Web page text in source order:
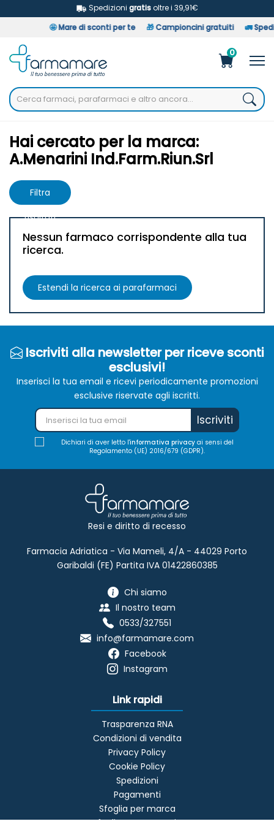
Spedizioni gratisoltre i 39,91€
🤩Mare di sconti per te🎁Campioncini gratuiti 🚛
0
Home Marche parafarmaci A.Menarini Ind.Farm.Riun.Srl
Hai cercato per la marca:
A.Menarini Ind.Farm.Riun.Srl
Filtra
risultati
Nessun farmaco corrispondente alla tua
ricerca.
Estendi la ricerca ai parafarmaci
Iscriviti alla newsletter per riceve sconti
esclusivi!
Inserisci la tua email e ricevi periodicamente promozioni
esclusive riservate agli iscritti.
Iscriviti
Dichiari di aver letto l'informativa privacyai sensi del
Regolamento (UE) 2016/679 (GDPR).
Resi e diritto di recesso
Farmacia Adriatica - Via Mameli, 4/A - 44029 Porto
Garibaldi (FE) Partita IVA 01422860385
Chi siamo
Il nostro team
0533/327551
info@farmamare.com
Facebook
Instagram
Link rapidi
Trasparenza RNA
Condizioni di vendita
Privacy Policy
Cookie Policy
Spedizioni
Pagamenti
Sfoglia per marca